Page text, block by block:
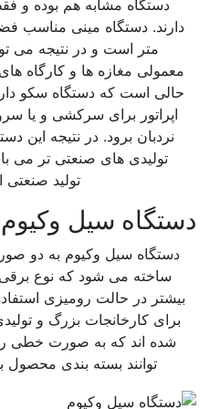
دستگاه مشابه هم بوده و فقط
متر است و در نتیجه می توان
مغازه ها و کارگاه های
است که دستگاه سکو دار
اپراتور برای سرکشی و یا
نردبان برود. در نتیجه این
تولیدی های صنعتی تر می
تولید صنعتی از
سیل وکیوم
دستگاه سیل وکیوم به دو صورت
ساخته می شود که نوع برقی
در حالت رومیزی استفاده
برای کارخانجات بزرگ و
شده اند که به صورت خطی
توانند بسته بندی محصول با